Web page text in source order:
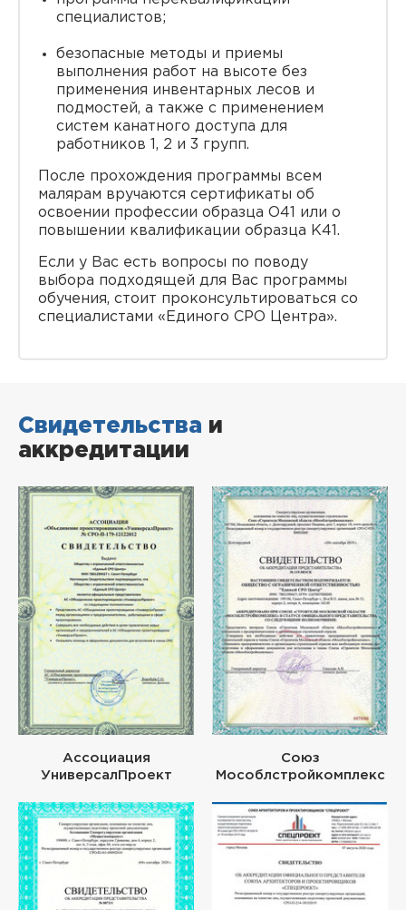
специалистов;
безопасные методы и приемы
выполнения работ на высоте без
применения инвентарных лесов и
подмостей, а также с применением
систем канатного доступа для
работников 1, 2 и 3 групп.
После прохождения программы всем
малярам вручаются сертификаты об
освоении профессии образца O41 или о
повышении квалификации образца K41.
Если у Вас есть вопросы по поводу
выбора подходящей для Вас программы
обучения, стоит проконсультироваться со
специалистами «Единого СРО Центра».
Свидетельства и
аккредитации
Ассоциация
УниверсалПроект
Союз
Мособлстройкомплекс